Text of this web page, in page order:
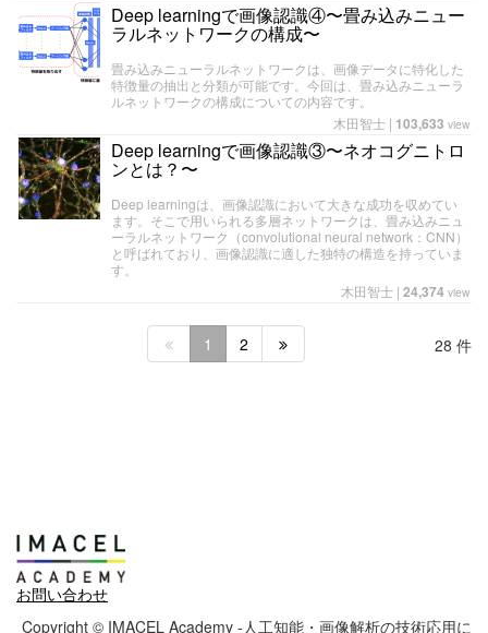
Deep learningで画像認識④〜畳み込みニュー
ラルネットワークの構成〜
畳み込みニューラルネットワークは、画像データに特化した
特徴量の抽出と分類が可能です。今回は、畳み込みニューラ
ルネットワークの構成についての内容です。
木田智士 | 103,633 view
Deep learningで画像認識③〜ネオコグニトロ
ンとは？〜
Deep learningは、画像認識において大きな成功を収めてい
ます。そこで用いられる多層ネットワークは、畳み込みニュ
ーラルネットワーク（convolutional neural network：CNN）
と呼ばれており、画像認識に適した独特の構造を持っていま
す。
木田智士 | 24,374 view
28 件
1 2
お問い合わせ
Copyright © IMACEL Academy -人工知能・画像解析の技術応用に